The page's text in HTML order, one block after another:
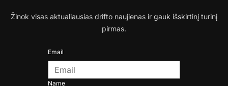
Žinok visas aktualiausias drifto naujienas ir gauk išskirtinį turinį
pirmas.
Email
Name